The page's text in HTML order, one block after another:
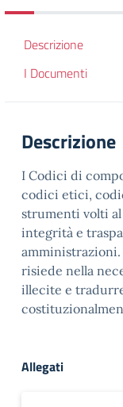
Descrizione
I Documenti
Descrizione
I Codici di
codici etici,
strumenti volti
integrità e
amministrazioni.
risiede nella
illecite e
Allegati